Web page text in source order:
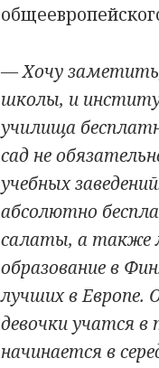
— Хочу
школы, и
училища
сад не
учебных
абсолютно
салаты, а также
образование в
лучших в Европе.
девочки учатся
начинается в